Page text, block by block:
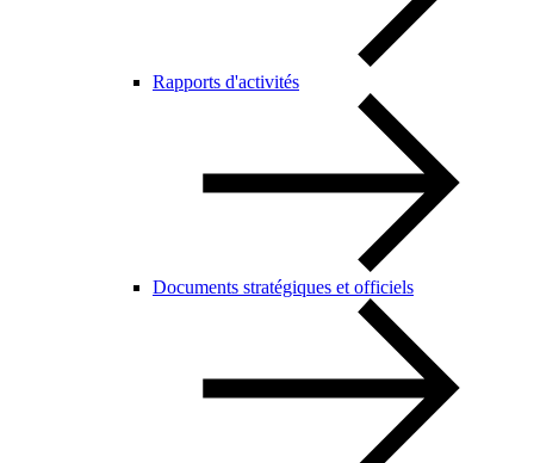
Rapports d'activités
Documents stratégiques et officiels